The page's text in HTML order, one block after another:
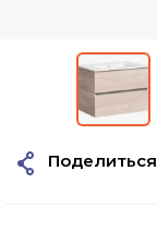
Поделиться